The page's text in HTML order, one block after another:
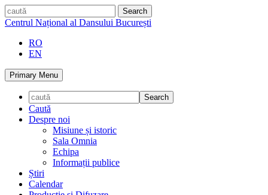
Skip
to
caută
Centrul Național al Dansului București
RO
EN
Primary Menu
Caută
Despre noi
Misiune și istoric
Sala Omnia
Echipa
Informații publice
Știri
Calendar